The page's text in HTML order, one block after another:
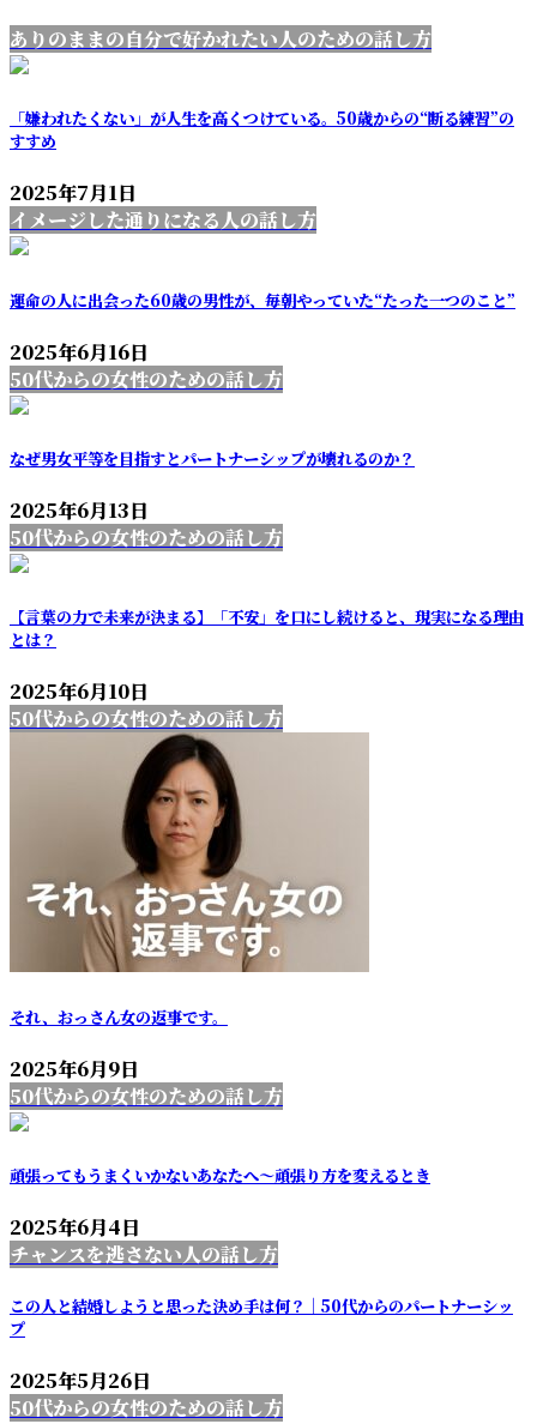
ありのままの自分で好かれたい人のための話し方
「嫌われたくない」が人生を高くつけている。50歳からの“断る練習”の
すすめ
2025年7月1日
イメージした通りになる人の話し方
運命の人に出会った60歳の男性が、毎朝やっていた“たった一つのこと”
2025年6月16日
50代からの女性のための話し方
なぜ男女平等を目指すとパートナーシップが壊れるのか？
2025年6月13日
50代からの女性のための話し方
【言葉の力で未来が決まる】「不安」を口にし続けると、現実になる理由
とは？
2025年6月10日
50代からの女性のための話し方
それ、おっさん女の返事です。
2025年6月9日
50代からの女性のための話し方
頑張ってもうまくいかないあなたへ～頑張り方を変えるとき
2025年6月4日
チャンスを逃さない人の話し方
この人と結婚しようと思った決め手は何？｜50代からのパートナーシッ
プ
2025年5月26日
50代からの女性のための話し方